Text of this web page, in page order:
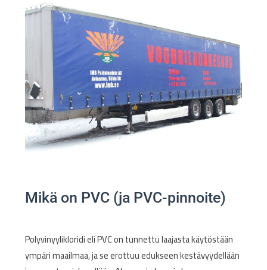
Mikä on PVC (ja PVC-pinnoite)
Polyvinyylikloridi eli PVC on tunnettu laajasta käytöstään
ympäri maailmaa, ja se erottuu edukseen kestävyydellään